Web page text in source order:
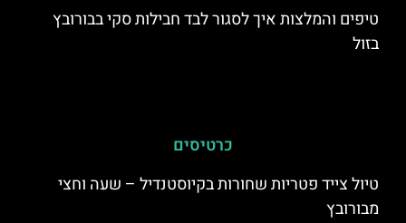
טיפים והמלצות איך לסגור לבד חבילות סקי בבורובץ
בזול
כרטיסים
טיול צייד פטריות שחורות בקיוסטנדיל – שעה וחצי
מבורובץ